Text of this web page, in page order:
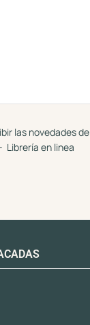
las novedades de
Librería en linea